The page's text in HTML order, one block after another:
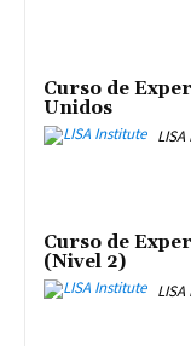
Curso de
Unidos
Curso de
(Nivel 2)